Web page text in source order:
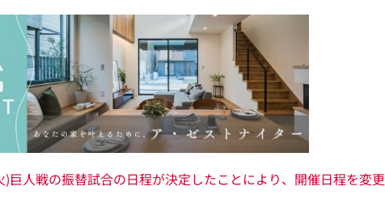
)巨人戦の振替試合の日程が決定したことにより、開催日程を変更